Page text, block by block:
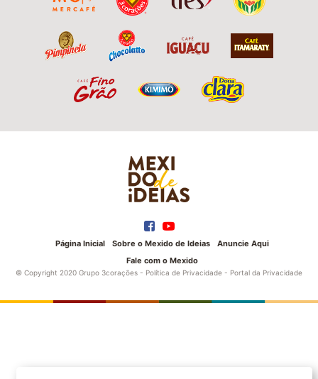
Página Inicial Sobre o Mexido de Ideias
Anuncie Aqui
Fale com o Mexido
© Copyright 2020 Grupo 3corações - Política de Privacidade - Portal da Privacidade